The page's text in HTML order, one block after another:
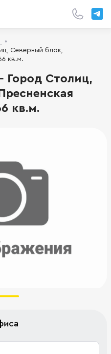
Северный блок,
кв.м.
Город Столиц,
кв.м.